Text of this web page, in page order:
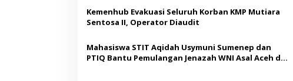
s
Kemenhub Evakuasi Seluruh Korban KMP Mutiara
Sentosa II, Operator Diaudit
Mahasiswa STIT Aqidah Usymuni Sumenep dan
PTIQ Bantu Pemulangan Jenazah WNI Asal Aceh di